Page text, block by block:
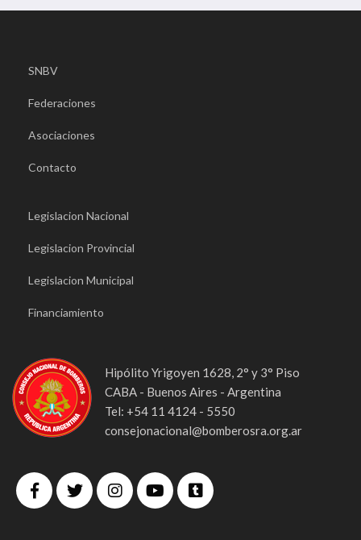
SNBV
Federaciones
Asociaciones
Contacto
Legislacion Nacional
Legislacion Provincial
Legislacion Municipal
Financiamiento
Hipólito Yrigoyen 1628, 2° y 3° Piso
CABA - Buenos Aires - Argentina
Tel: +54 11 4124 - 5550
consejonacional@bomberosra.org.ar